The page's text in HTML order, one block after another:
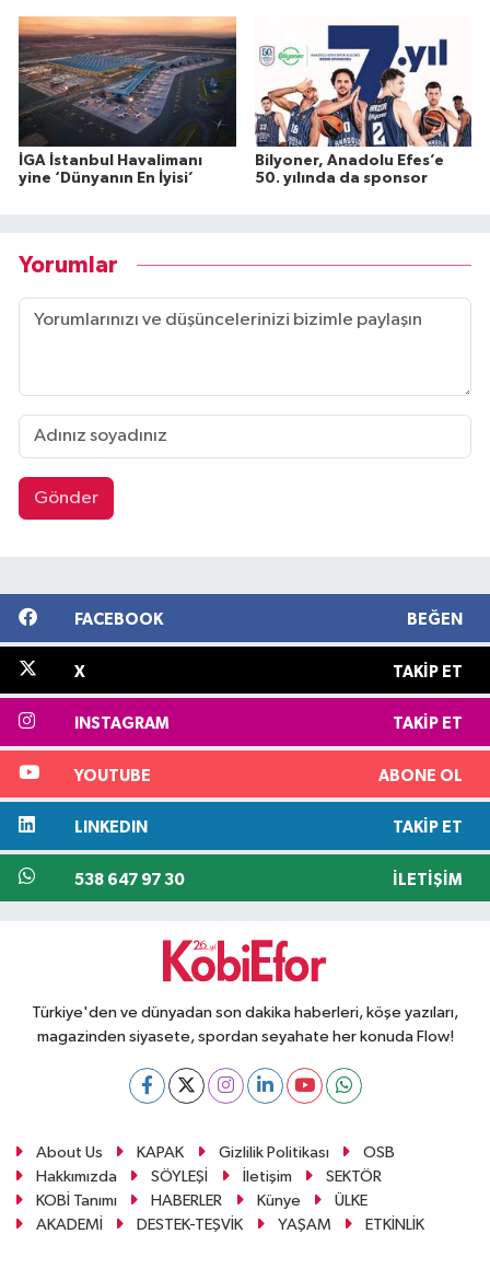
İGA İstanbul Havalimanı
yine ‘Dünyanın En İyisi’
Bilyoner, Anadolu Efes’e
50. yılında da sponsor
Yorumlar
Gönder
FACEBOOK BEĞEN
X TAKIP ET
INSTAGRAM TAKIP ET
YOUTUBE ABONE OL
LINKEDIN TAKIP ET
538 647 97 30 İLETIŞIM
Türkiye'den ve dünyadan son dakika haberleri, köşe yazıları,
magazinden siyasete, spordan seyahate her konuda Flow!
About Us KAPAK Gizlilik Politikası
OSB
Hakkımızda
SÖYLEŞİ İletişim
SEKTÖR
KOBİ Tanımı
HABERLER Künye
ÜLKE
AKADEMİ
DESTEK-TEŞVİK YAŞAM ETKİNLİK